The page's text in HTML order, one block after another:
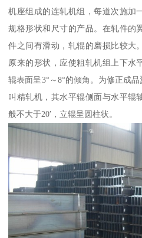
机座组成的连轧机组，每道次施加
规格形状和尺寸的产品。在轧件的
件之间有滑动，轧辊的磨损比较大
原来的形状，应使粗轧机组上下水
辊表面呈3°～8°的倾角。为修正成
叫精轧机，其水平辊侧面与水平辊
般不大于20′，立辊呈圆柱状。